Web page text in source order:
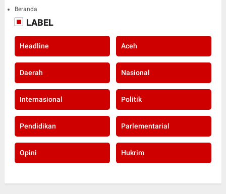
Beranda
LABEL
Headline Aceh
Daerah Nasional
Internasional Politik
Pendidikan Parlementarial
Opini Hukrim